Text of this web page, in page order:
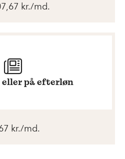
kr./md.
på efterløn
kr./md.